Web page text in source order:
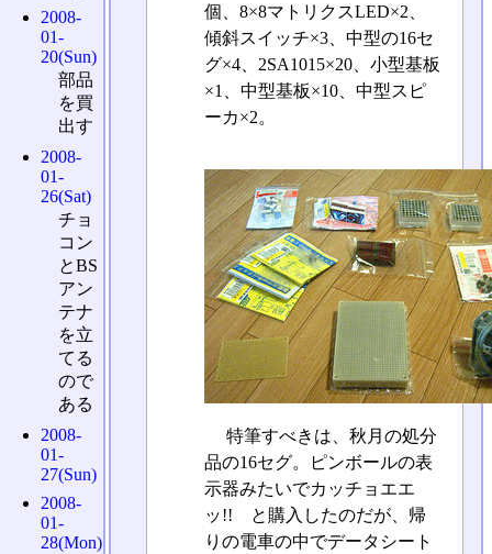
個、8×8マトリクスLED×2、
傾斜スイッチ×3、中型の16セ
グ×4、2SA1015×20、小型基板
×1、中型基板×10、中型スピ
ーカ×2。
特筆すべきは、秋月の処分
品の16セグ。ピンボールの表
示器みたいでカッチョエエ
ッ!! と購入したのだが、帰
りの電車の中でデータシート
2008-
01-
20(Sun)
部品
を買
出す
2008-
01-
26(Sat)
チョ
コン
とBS
アン
テナ
を立
てる
ので
ある
2008-
01-
27(Sun)
2008-
01-
28(Mon)